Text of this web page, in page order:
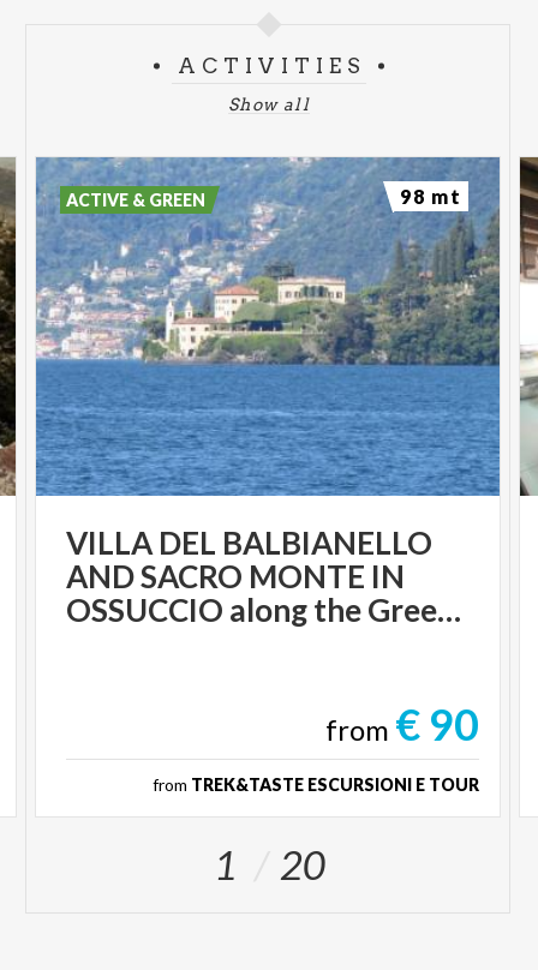
ACTIVITIES
Show all
VILLA DEL BALBIANELLO
AND SACRO MONTE IN
OSSUCCIO along the Greenway
from € 90
from TREK&TASTE ESCURSIONI E TOUR
ACTIVE & GREEN 98 mt
1 20